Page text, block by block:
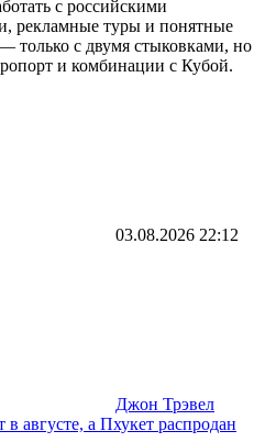
с российскими
рекламные туры и понятные
с двумя стыковками, но
и комбинации с Кубой.
03.08.2026 22:12
Джон Трэвел